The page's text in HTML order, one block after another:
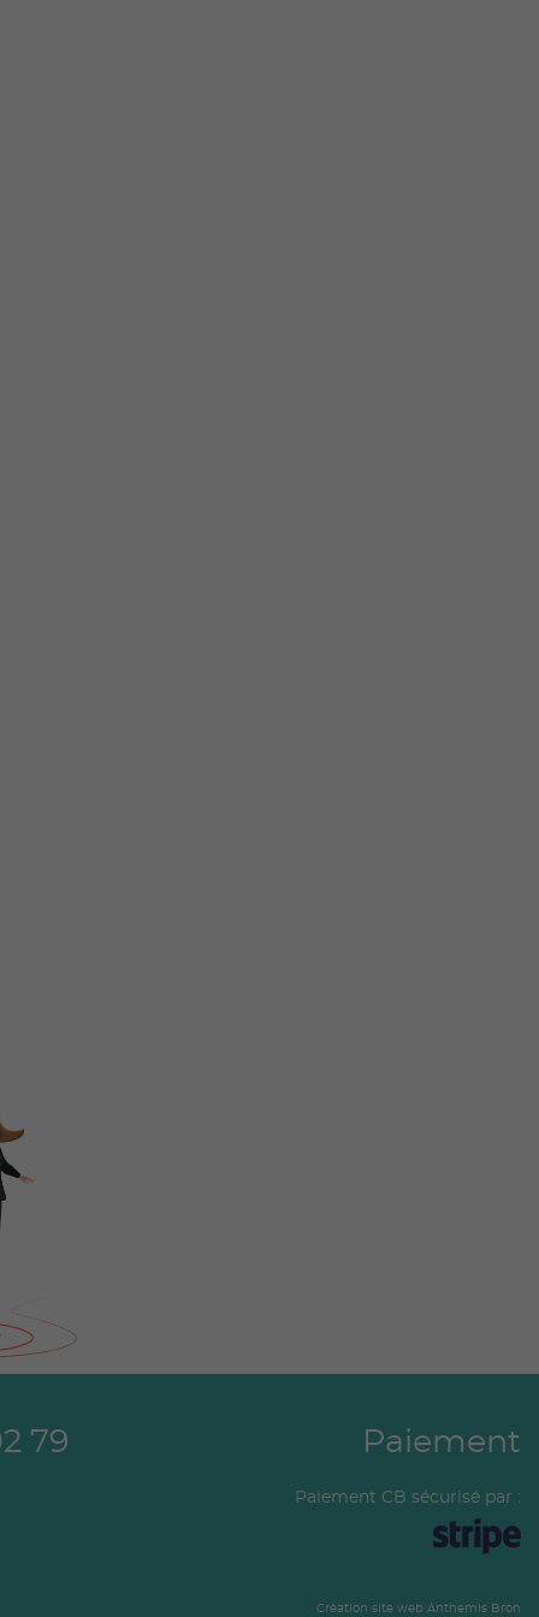
79 Paiement
Paiement CB sécurisé par :
Création site web Anthemis Bron